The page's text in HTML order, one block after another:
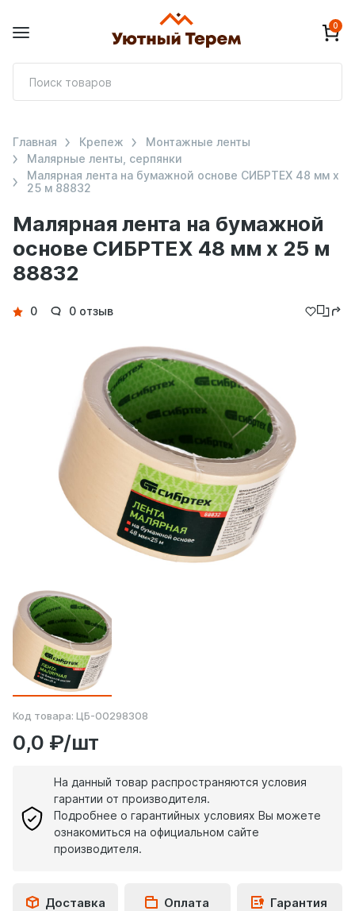
0
Малярная лента на бумажной
основе СИБРТЕХ 48 мм х 25 м
88832
Главная Крепеж
Монтажные ленты
Малярные ленты, серпянки
Малярная лента на бумажной основе СИБРТЕХ 48 мм х
25 м 88832
Детали
0 0 отзыв
Код товара: ЦБ-00298308
0,0 ₽/шт
На данный товар распространяются условия
гарантии от производителя.
Подробнее о гарантийных условиях Вы можете
ознакомиться на официальном сайте
производителя.
Доставка Оплата Гарантия